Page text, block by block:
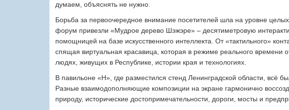
думаем, объяснять не нужно.
Борьба за первоочередное внимание посетителей шла на уровне
форум привезли «Мудрое дерево Шэжэре» – ​десятиметровую
помощницей на базе искусственного интеллекта. От «тактильного»
спящая виртуальная красавица, которая в режиме реального времени
людях, живущих в Республике, истории края и технологиях.
В павильоне «H», где разместился стенд Ленинградской области, всё
Разные взаимодополняющие композиции на экране гармонично
природу, исторические достопримечательности, дороги, мосты и